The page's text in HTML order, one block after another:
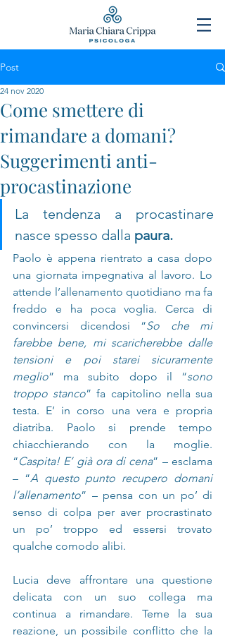
Post
Come smettere di
rimandare a domani?
Suggerimenti anti-
procastinazione
24 nov 2020
La tendenza a procastinare
nasce spesso dalla paura.
Paolo è appena rientrato a casa dopo
una giornata impegnativa al lavoro. Lo
attende l’allenamento quotidiano ma fa
freddo e ha poca voglia. Cerca di
convincersi dicendosi “So che mi
farebbe bene, mi scaricherebbe dalle
tensioni e poi starei sicuramente
meglio” ma subito dopo il “sono
troppo stanco” fa capitolino nella sua
testa. E’ in corso una vera e propria
diatriba. Paolo si prende tempo
chiacchierando con la moglie.
“Caspita! E’ già ora di cena” – esclama
– “A questo punto recupero domani
l’allenamento” – pensa con un po’ di
senso di colpa per aver procrastinato
un po’ troppo ed essersi trovato
qualche comodo alibi.
Lucia deve affrontare una questione
delicata con un suo collega ma
continua a rimandare. Teme la sua
reazione, un possibile conflitto che la